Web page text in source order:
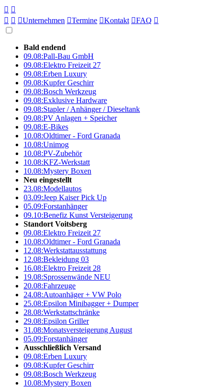
 
  Unternehmen Termine Kontakt FAQ 
Bald endend
09.08:Pall-Bau GmbH
09.08:Elektro Freizeit 27
09.08:Erben Luxury
09.08:Kupfer Geschirr
09.08:Bosch Werkzeug
09.08:Exklusive Hardware
09.08:Stapler / Anhänger / Dieseltank
09.08:PV Anlagen + Speicher
09.08:E-Bikes
10.08:Oldtimer - Ford Granada
10.08:Unimog
10.08:PV-Zubehör
10.08:KFZ-Werkstatt
10.08:Mystery Boxen
Neu eingestellt
23.08:Modellautos
03.09:Jeep Kaiser Pick Up
05.09:Forstanhänger
09.10:Benefiz Kunst Versteigerung
Standort Voitsberg
09.08:Elektro Freizeit 27
10.08:Oldtimer - Ford Granada
12.08:Werkstattausstattung
12.08:Bekleidung 03
16.08:Elektro Freizeit 28
19.08:Sprossenwände NEU
20.08:Fahrzeuge
24.08:Autoanhäger + VW Polo
25.08:Epsilon Minibagger + Dumper
28.08:Werkstattschränke
29.08:Epsilon Griller
31.08:Monatsversteigerung August
05.09:Forstanhänger
Ausschließlich Versand
09.08:Erben Luxury
09.08:Kupfer Geschirr
09.08:Bosch Werkzeug
10.08:Mystery Boxen